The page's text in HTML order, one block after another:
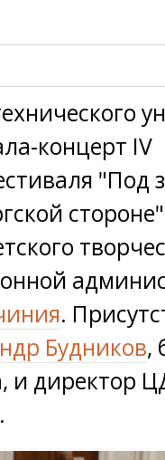
концерт IV
"Под
.
Будников,
и директор
.